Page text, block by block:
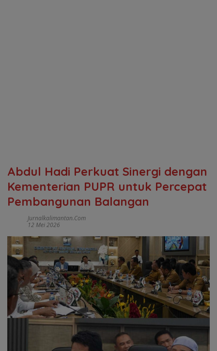
Abdul Hadi Perkuat Sinergi dengan
Kementerian PUPR untuk Percepat
Pembangunan Balangan
Jurnalkalimantan.com
12 Mei 2026